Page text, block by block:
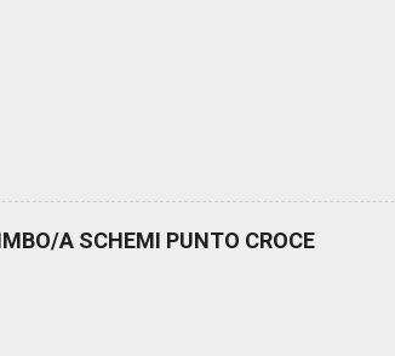
A SCHEMI PUNTO CROCE